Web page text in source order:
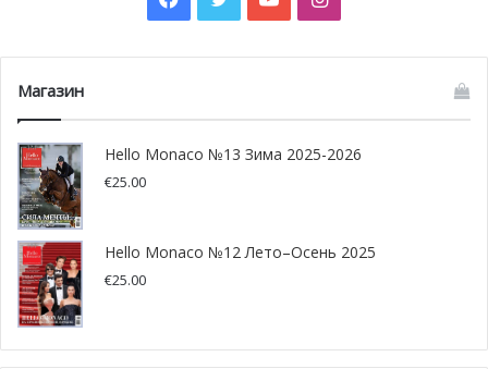
лицом швейцарской косметической линии La Prairie, она
работала с фотографом Хорстом. А на обложку
французского Vogue в сентябре 1986 года Стефанию
была приглашённым редактором, назвал обложку с её
лицом одной из самых интересных работ за всю
историю журнала.
Стефания также выпустила свою собственную
коллекцию купальных костюмов под названием Pool
Position, а в 1989 году создала одноимённый парфюм.
Магазин
Hello Monaco №13 Зима 2025-2026
€25.00
Hello Monaco №12 Лето–Осень 2025
€25.00